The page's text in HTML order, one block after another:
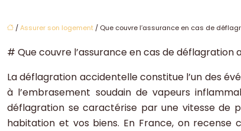
/Assurer son logement / Que couvre l’assurance en cas de
# Que couvre l’assurance en cas de déflagration
La déflagration accidentelle constitue l’un des
à l’embrasement soudain de vapeurs
déflagration se caractérise par une vitesse de
habitation et vos biens. En France, on recense